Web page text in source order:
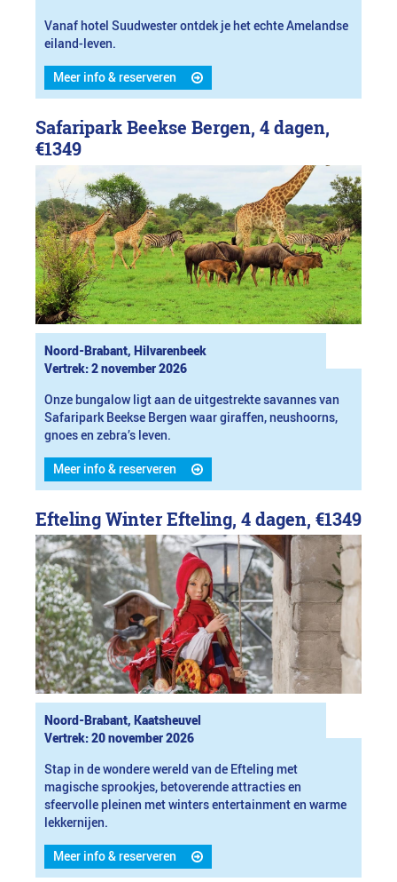
Vanaf hotel Suudwester ontdek je het echte Amelandse
eiland-leven.
Meer info & reserveren
Safaripark Beekse Bergen, 4 dagen,
€1349
Noord-Brabant, Hilvarenbeek
Vertrek: 2 november 2026
Onze bungalow ligt aan de uitgestrekte savannes van
Safaripark Beekse Bergen waar giraffen, neushoorns,
gnoes en zebra’s leven.
Meer info & reserveren
Efteling Winter Efteling, 4 dagen, €1349
Noord-Brabant, Kaatsheuvel
Vertrek: 20 november 2026
Stap in de wondere wereld van de Efteling met
magische sprookjes, betoverende attracties en
sfeervolle pleinen met winters entertainment en warme
lekkernijen.
Meer info & reserveren